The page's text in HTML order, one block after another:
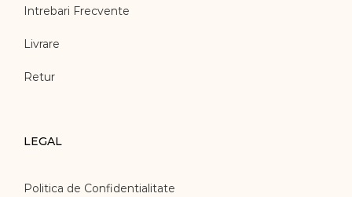
Intrebari Frecvente
Livrare
Retur
LEGAL
Politica de Confidentialitate